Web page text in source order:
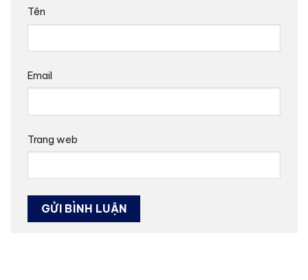
Tên
Email
Trang web